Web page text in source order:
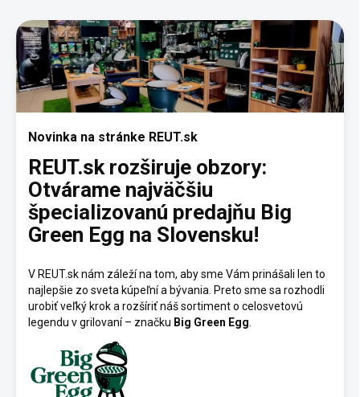
ý
p
i
s
č
l
Novinka na stránke REUT.sk
REUT.sk rozširuje obzory:
Otvárame najväčšiu
špecializovanú predajňu Big
Green Egg na Slovensku!
V REUT.sk nám záleží na tom, aby sme Vám prinášali len to
najlepšie zo sveta kúpeľní a bývania. Preto sme sa rozhodli
urobiť veľký krok a rozšíriť náš sortiment o celosvetovú
legendu v grilovaní – značku Big Green Egg